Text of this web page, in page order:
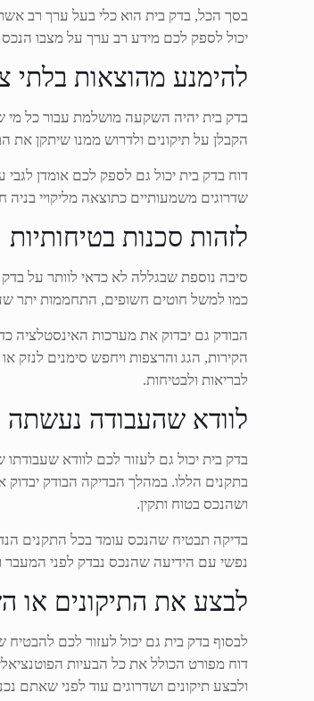
בסך הכל, בדק בית הוא כלי בעל ערך רב
יכול לספק לכם מידע רב ערך על מצבו
להימנע מהוצאות בלתי
בדק בית יהיה השקעה מושלמת עבור כל מי
הקבלן על תיקונים ולדרוש ממנו שיתקן
דוח בדק בית יכול גם לספק לכם אומדן
שדרוגים משמעותיים כתוצאה מליקויי
לזהות סכנות בטיחותיות
סיבה נוספת שבגללה לא כדאי לוותר על
כמו למשל חוטים חשופים, התחממות יתר
הבודק גם יבדוק את מערכות האינסטלציה
הקירות, הגג והרצפות ויחפש סימנים לנזק
לבריאות ולבטיחות.
לוודא שהעבודה נעשתה
בדק בית יכול גם לעזור לכם לוודא
בתקנים הללו. במהלך הבדיקה הבודק יבדוק
ושהנכס בטוח ותקין.
בדיקה תבטיח שהנכס עומד בכל התקנים
נפשי עם הידיעה שהנכס נבדק לפני המעבר
לבצע את התיקונים או
לבסוף בדק בית גם יכול לעזור לכם
דוח מפורט הכולל את כל הבעיות
ולבצע תיקונים ושדרוגים עוד לפני שאתם